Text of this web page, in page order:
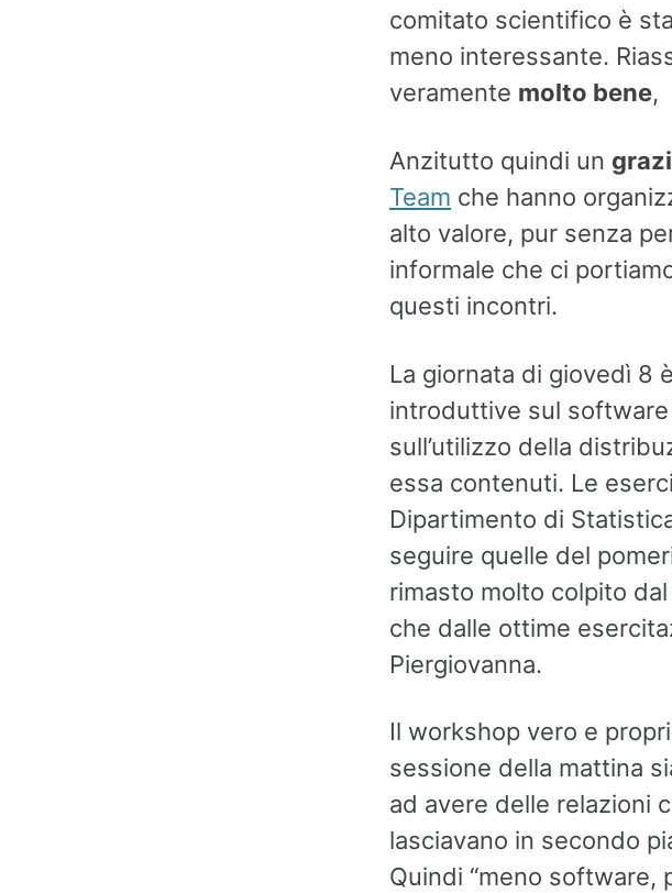
comitato scientifico è
meno interessante.
veramente molto bene,
Anzitutto quindi un
Team che hanno
alto valore, pur senza
informale che ci
questi incontri.
La giornata di giovedì 8
introduttive sul
sull’utilizzo della
essa contenuti. Le
Dipartimento di
seguire quelle del
rimasto molto colpito
che dalle ottime
Piergiovanna.
Il workshop vero e
sessione della mattina
ad avere delle relazioni
lasciavano in secondo
Quindi “meno software,